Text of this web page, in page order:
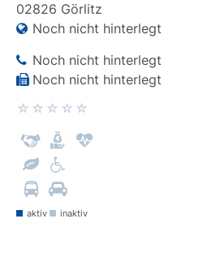
02826 Görlitz
Noch nicht hinterlegt
Noch nicht hinterlegt
Noch nicht hinterlegt
aktiv inaktiv